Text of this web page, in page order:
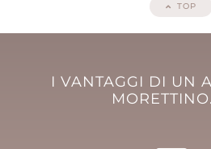
TOP
I VANTAGGI DI UN